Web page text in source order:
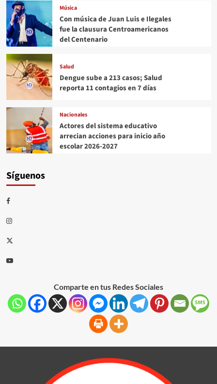
Música
Con música de Juan Luis e Ilegales
fue la clausura Centroamericanos
del Centenario
Salud
Dengue sube a 213 casos; Salud
reporta 11 contagios en 7 días
Nacionales
Actores del sistema educativo
arrecian acciones para inicio año
escolar 2026-2027
Síguenos
Comparte en tus Redes Sociales